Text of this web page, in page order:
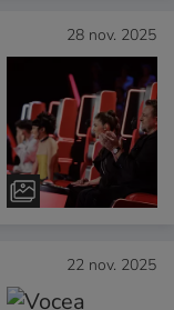
28 nov. 2025
22 nov. 2025